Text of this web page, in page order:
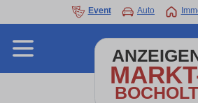
Event Auto
BOCHOLT